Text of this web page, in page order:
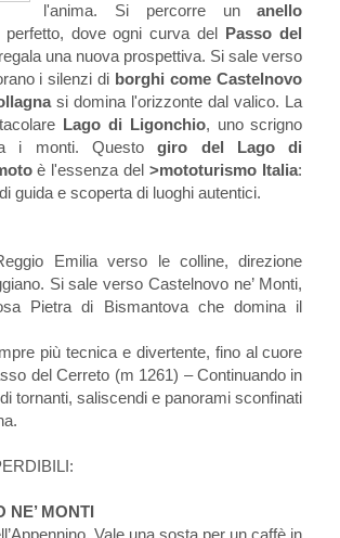
l'anima. Si percorre unanello
dove ogni curva del Passo del
una nuova prospettiva. Si sale verso
i silenzi di borghi come Castelnovo
si domina l'orizzonte dal valico. La
Lago di Ligonchio, uno scrigno
i monti. Questogiro del Lago di
è l'essenza del>mototurismo Italia:
guida e scoperta di luoghi autentici.
Emilia verso le colline, direzione
Si sale verso Castelnovo ne’ Monti,
Pietra di Bismantova che domina il
più tecnica e divertente, fino al cuore
del Cerreto (m 1261) – Continuando in
tornanti, saliscendi e panorami sconfinati
NE’ MONTI